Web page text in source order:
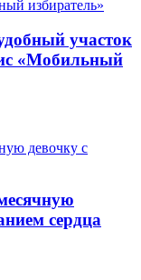
участок
«Мобильный
сердца